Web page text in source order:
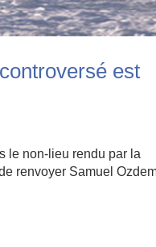
est
le non-lieu rendu par la
renvoyer Samuel